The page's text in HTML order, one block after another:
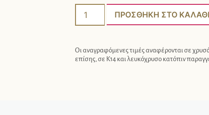
ΠΡΟΣΘΉΚΗ ΣΤΟ ΚΑΛΆΘΙ
Οι αναγραφόμενες τιμές αναφέρονται σε
επίσης, σε Κ14 και λευκόχρυσο κατόπιν